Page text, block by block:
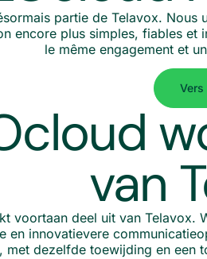
partie de Telavox.
encore plus simples, fiables et
le même engagement et
Vers
van
voortaan deel uit van Telavox.
en innovatievere
met dezelfde toewijding en een